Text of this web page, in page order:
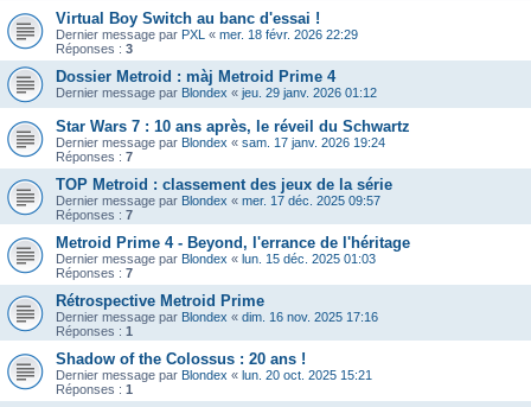
Virtual Boy Switch au banc d'essai !
Dernier message par PXL « mer. 18 févr. 2026 22:29
Réponses : 3
Dossier Metroid : màj Metroid Prime 4
Dernier message par Blondex « jeu. 29 janv. 2026 01:12
Star Wars 7 : 10 ans après, le réveil du Schwartz
Dernier message par Blondex « sam. 17 janv. 2026 19:24
Réponses : 7
TOP Metroid : classement des jeux de la série
Dernier message par Blondex « mer. 17 déc. 2025 09:57
Réponses : 7
Metroid Prime 4 - Beyond, l'errance de l'héritage
Dernier message par Blondex « lun. 15 déc. 2025 01:03
Réponses : 7
Rétrospective Metroid Prime
Dernier message par Blondex « dim. 16 nov. 2025 17:16
Réponses : 1
Shadow of the Colossus : 20 ans !
Dernier message par Blondex « lun. 20 oct. 2025 15:21
Réponses : 1